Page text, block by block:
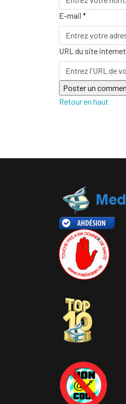
E-mail *
URL du site internet
Retour en haut